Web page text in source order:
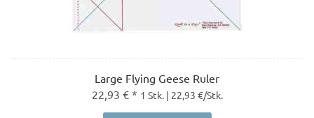
Large Flying Geese Ruler
22,93 € * 1 Stk. | 22,93 €/Stk.